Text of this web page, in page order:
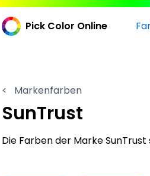
Pick Color Online
< Markenfarben
SunTrust
Die Farben der Marke